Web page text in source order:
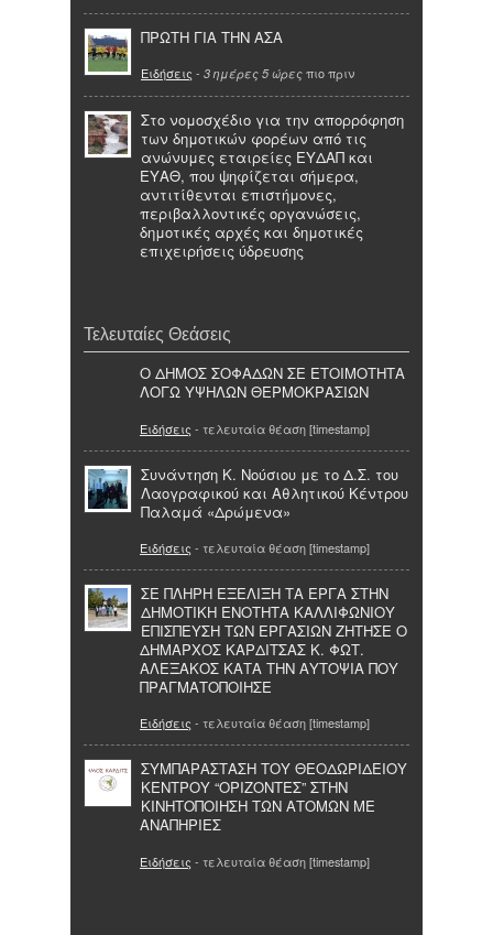
ΠΡΩΤΗ ΓΙΑ ΤΗΝ ΑΣΑ
Ειδήσεις - 3 ημέρες 5 ώρες πιο πριν
Στο νομοσχέδιο για την απορρόφηση
των δημοτικών φορέων από τις
ανώνυμες εταιρείες ΕΥΔΑΠ και
ΕΥΑΘ, που ψηφίζεται σήμερα,
αντιτίθενται επιστήμονες,
περιβαλλοντικές οργανώσεις,
δημοτικές αρχές και δημοτικές
επιχειρήσεις ύδρευσης
Τελευταίες Θεάσεις
Ο ΔΗΜΟΣ ΣΟΦΑΔΩΝ ΣΕ ΕΤΟΙΜΟΤΗΤΑ
ΛΟΓΩ ΥΨΗΛΩΝ ΘΕΡΜΟΚΡΑΣΙΩΝ
Ειδήσεις - τελευταία θέαση [timestamp]
Συνάντηση Κ. Νούσιου με το Δ.Σ. του
Λαογραφικού και Αθλητικού Κέντρου
Παλαμά «Δρώμενα»
Ειδήσεις - τελευταία θέαση [timestamp]
ΣΕ ΠΛΗΡΗ ΕΞΕΛΙΞΗ ΤΑ ΕΡΓΑ ΣΤΗΝ
ΔΗΜΟΤΙΚΗ ΕΝΟΤΗΤΑ ΚΑΛΛΙΦΩΝΙΟΥ
ΕΠΙΣΠΕΥΣΗ ΤΩΝ ΕΡΓΑΣΙΩΝ ΖΗΤΗΣΕ Ο
ΔΗΜΑΡΧΟΣ ΚΑΡΔΙΤΣΑΣ Κ. ΦΩΤ.
ΑΛΕΞΑΚΟΣ ΚΑΤΑ ΤΗΝ ΑΥΤΟΨΙΑ ΠΟΥ
ΠΡΑΓΜΑΤΟΠΟΙΗΣΕ
Ειδήσεις - τελευταία θέαση [timestamp]
ΣΥΜΠΑΡΑΣΤΑΣΗ ΤΟΥ ΘΕΟΔΩΡΙΔΕΙΟΥ
ΚΕΝΤΡΟΥ “ΟΡΙΖΟΝΤΕΣ” ΣΤΗΝ
ΚΙΝΗΤΟΠΟΙΗΣΗ ΤΩΝ ΑΤΟΜΩΝ ΜΕ
ΑΝΑΠΗΡΙΕΣ
Ειδήσεις - τελευταία θέαση [timestamp]